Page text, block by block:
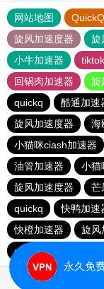
网站地图 QuickQ
旋风加速度器
旋
小牛加速器
回锅肉加速器
旋
quickq
酷通加速
旋风加速度器
海
小猫咪ciash加速器
油管加速器
小猫
旋风加速度器
芒
quickq
快鸭加速
快橙加速器
旋风
quickq
永久免